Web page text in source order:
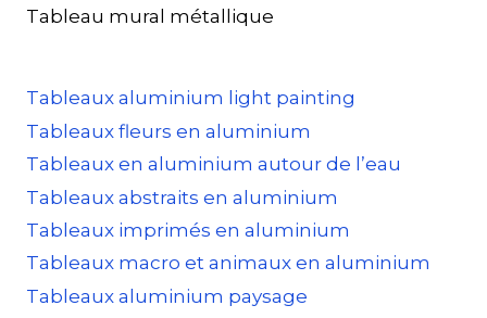
Tableau mural métallique
Tableaux aluminium light painting
Tableaux fleurs en aluminium
Tableaux en aluminium autour de l’eau
Tableaux abstraits en aluminium
Tableaux imprimés en aluminium
Tableaux macro et animaux en aluminium
Tableaux aluminium paysage